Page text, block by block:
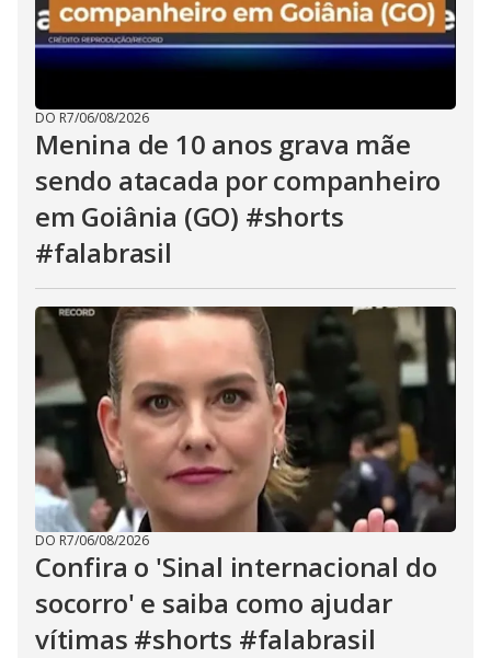
DO R7/06/08/2026
Menina de 10 anos grava mãe
sendo atacada por companheiro
em Goiânia (GO) #shorts
#falabrasil
DO R7/06/08/2026
Confira o 'Sinal internacional do
socorro' e saiba como ajudar
vítimas #shorts #falabrasil